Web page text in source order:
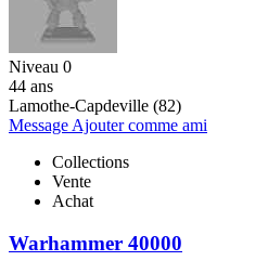
Niveau 0
44 ans
Lamothe-Capdeville (82)
Message Ajouter comme ami
Collections
Vente
Achat
Warhammer 40000